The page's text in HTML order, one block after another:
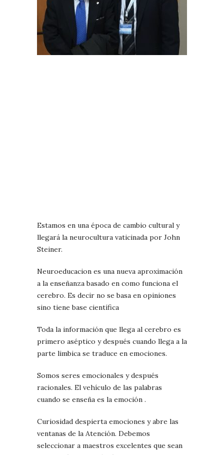
Estamos en una época de cambio cultural y
llegará la neurocultura vaticinada por John
Steiner.
Neuroeducacion es una nueva aproximación
a la enseñanza basado en como funciona el
cerebro. Es decir no se basa en opiniones
sino tiene base científica
Toda la información que llega al cerebro es
primero aséptico y después cuando llega a la
parte limbica se traduce en emociones.
Somos seres emocionales y después
racionales. El vehículo de las palabras
cuando se enseña es la emoción .
Curiosidad despierta emociones y abre las
ventanas de la Atención. Debemos
seleccionar a maestros excelentes que sean